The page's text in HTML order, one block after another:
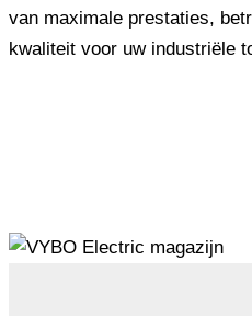
van maximale prestaties,
kwaliteit voor uw industriële